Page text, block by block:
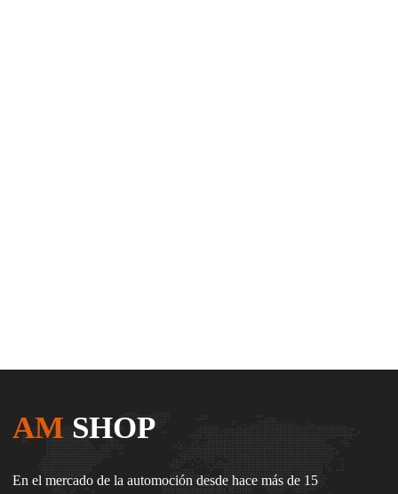
AM SHOP
En el mercado de la automoción desde hace más de 15